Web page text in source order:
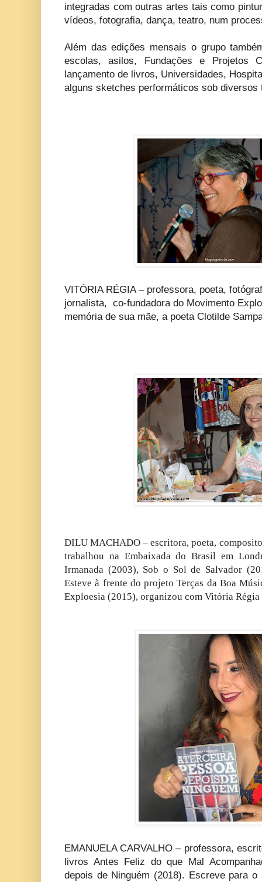
integradas com outras artes tais como
vídeos, fotografia, dança, teatro, num
Além das edições mensais o grupo
escolas, asilos, Fundações e Projetos
lançamento de livros, Universidades,
alguns sketches performáticos sob
VITÓRIA RÉGIA – professora, poeta,
jornalista, co-fundadora do Movimento
memória de sua mãe, a poeta Clotilde
DILU MACHADO – escritora, poeta,
trabalhou na Embaixada do Brasil em
Irmanada (2003), Sob o Sol de Salvador
Esteve à frente do projeto Terças da Boa
Exploesia (2015), organizou com Vitória
EMANUELA CARVALHO – professora,
livros Antes Feliz do que Mal
depois de Ninguém (2018). Escreve para